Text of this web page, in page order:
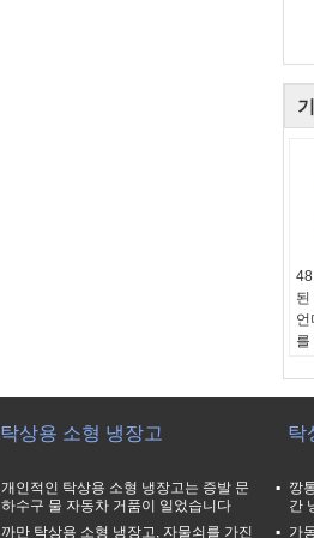
된
언
를
무
순
탁상용 소형 냉장고
개인적인 탁상용 소형 냉장고는 증발 문
하수구 물 자동차 거품이 일었습니다
까만 탁상용 소형 냉장고, 자물쇠를 가진
탁
깡
간
가